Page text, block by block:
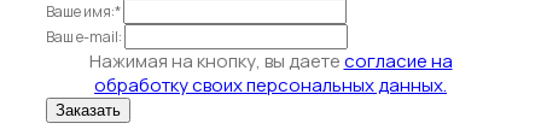
Ваше имя:*
Ваш e-mail:
Нажимая на кнопку, вы даетесогласие на
обработку своих персональных данных.